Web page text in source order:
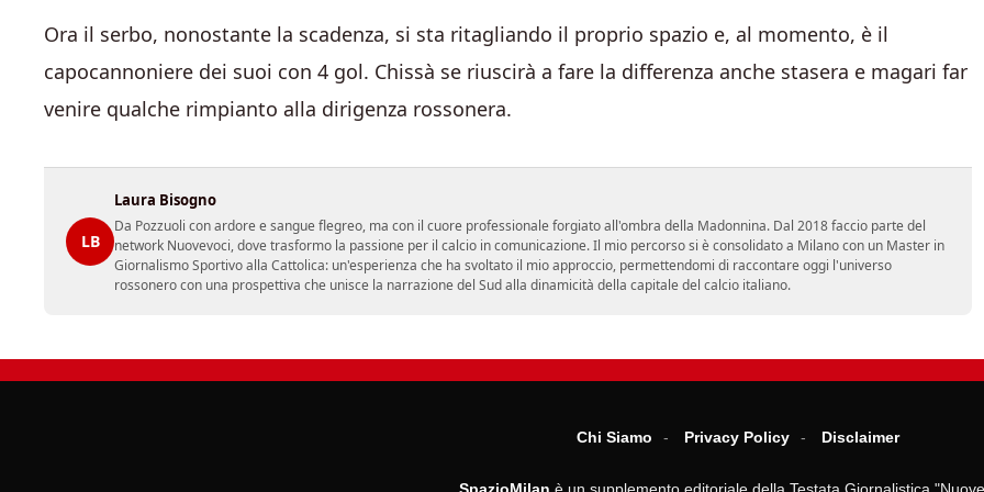
Ora il serbo, nonostante la scadenza, si sta ritagliando il proprio spazio e, al momento, è il
capocannoniere dei suoi con 4 gol. Chissà se riuscirà a fare la differenza anche stasera e magari far
venire qualche rimpianto alla dirigenza rossonera.
LB
Laura Bisogno
Da Pozzuoli con ardore e sangue flegreo, ma con il cuore professionale forgiato all'ombra della Madonnina. Dal 2018 faccio parte del
network Nuovevoci, dove trasformo la passione per il calcio in comunicazione. Il mio percorso si è consolidato a Milano con un Master in
Giornalismo Sportivo alla Cattolica: un'esperienza che ha svoltato il mio approccio, permettendomi di raccontare oggi l'universo
rossonero con una prospettiva che unisce la narrazione del Sud alla dinamicità della capitale del calcio italiano.
Chi Siamo Privacy Policy Disclaimer
SpazioMilan è un supplemento editoriale della Testata Giornalistica